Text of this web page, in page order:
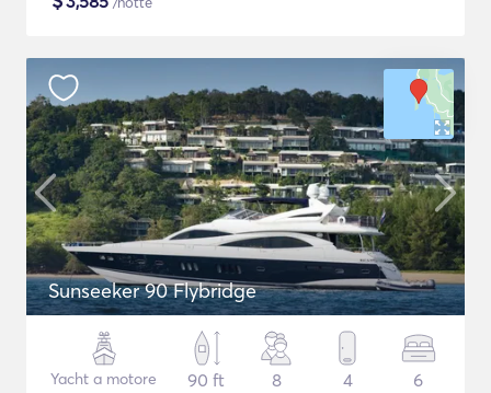
Sunseeker 90 Flybridge
Yacht a motore
90 ft
8 4 6